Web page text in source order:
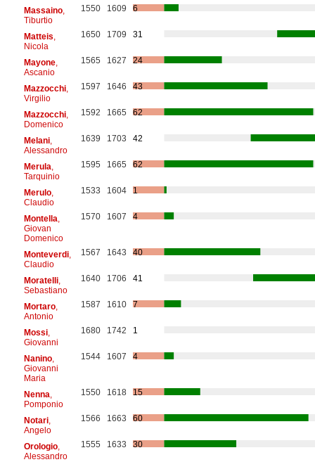
Massaino,
Tiburtio
1550 1609 6
Matteis
Nicola
1650 1709 31
Mayone,
Ascanio
1565 1627 24
Mazzocchi,
Virgilio
1597 1646 43
Mazzocchi,
Domenico
1592 1665 62
Melani,
Alessandro
1639 1703 42
Merula
Tarquinio
1595 1665 62
Merulo,
Claudio
1533 1604 1
Montella
Giovan
Domenico
1570 1607 4
Monteverdi,
Claudio
1567 1643 40
Moratelli,
Sebastiano
1640 1706 41
Mortaro,
Antonio
1587 1610 7
Mossi,
Giovanni
1680 1742 1
Nanino,
Giovanni
Maria
1544 1607 4
Nenna
Pomponio
1550 1618 15
Notari,
Angelo
1566 1663 60
Orologio,
Alessandro
1555 1633 30